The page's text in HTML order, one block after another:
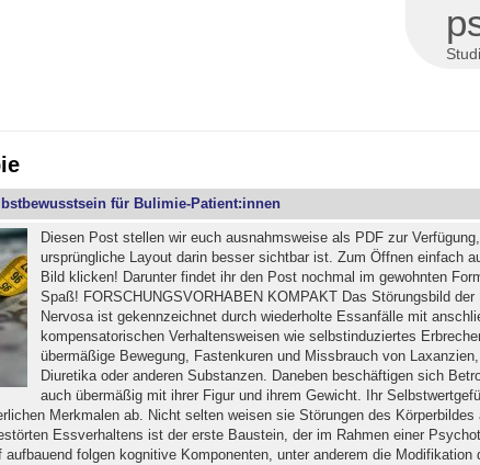
für Bulimie-Patient:innen
Diesen Post stellen wir euch ausnahmsweise als PDF zur
ursprüngliche Layout darin besser sichtbar ist. Zum Öffnen einfach
Bild klicken! Darunter findet ihr den Post nochmal im gewohnten
Spaß! FORSCHUNGSVORHABEN KOMPAKT Das Störungsbild der
Nervosa ist gekennzeichnet durch wiederholte Essanfälle mit
kompensatorischen Verhaltensweisen wie selbstinduziertes
übermäßige Bewegung, Fastenkuren und Missbrauch von Laxanzien,
Diuretika oder anderen Substanzen. Daneben beschäftigen sich
auch übermäßig mit ihrer Figur und ihrem Gewicht. Ihr
Merkmalen ab. Nicht selten weisen sie Störungen des Körperbildes
Essverhaltens ist der erste Baustein, der im Rahmen einer
aufbauend folgen kognitive Komponenten, unter anderem die Modifikation